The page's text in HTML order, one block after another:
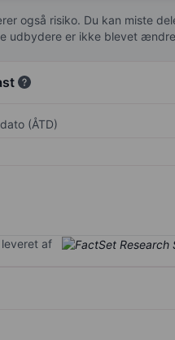
også risiko. Du kan miste
udbydere er ikke blevet
(ÅTD)
leveret af